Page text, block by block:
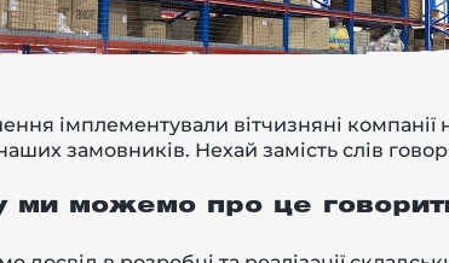
імплементували вітчизняні
замовників. Нехай замість слів
ми можемо про це